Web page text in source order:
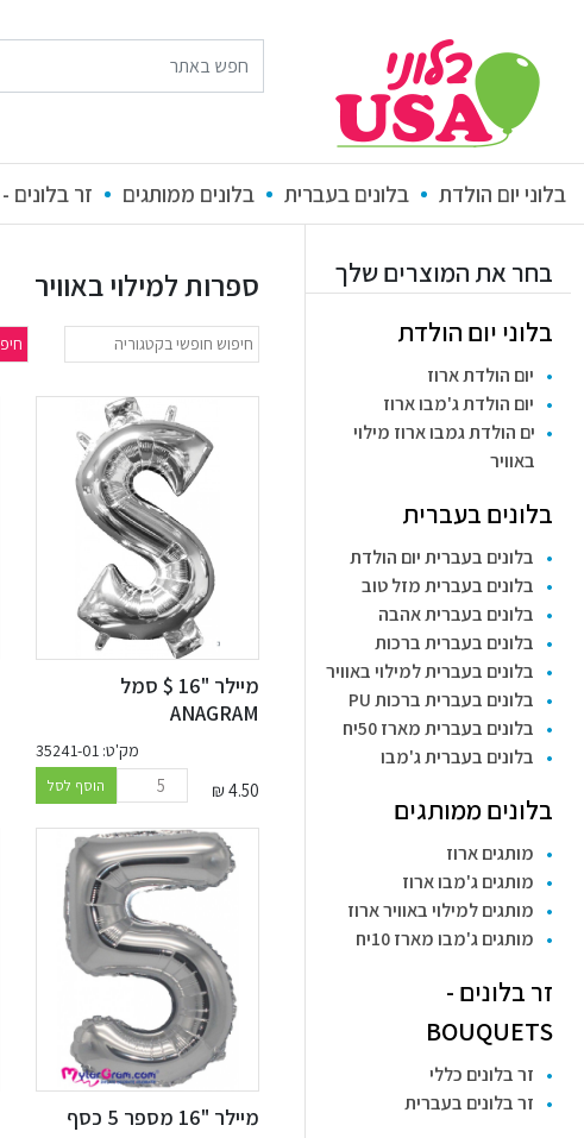
בלוני יום הולדת בלונים בעברית בלונים ממותגים זר בלונים - BOUQUETS
בחר את המוצרים שלך
בלוני יום הולדת
יום הולדת ארוז
יום הולדת ג'מבו ארוז
ים הולדת גמבו ארוז מילוי
באוויר
בלונים בעברית
בלונים בעברית יום הולדת
בלונים בעברית מזל טוב
בלונים בעברית אהבה
בלונים בעברית ברכות
בלונים בעברית למילוי באוויר
בלונים בעברית ברכות PU
בלונים בעברית מארז 50יח
בלונים בעברית ג'מבו
בלונים ממותגים
מותגים ארוז
מותגים ג'מבו ארוז
מותגים למילוי באוויר ארוז
מותגים ג'מבו מארז 10יח
זר בלונים -
BOUQUETS
זר בלונים כללי
זר בלונים בעברית
ספרות למילוי באוויר
מיילר "16 $ סמל
ANAGRAM
4.50
₪
מק'ט: 35241-01
הוסף לסל
מיילר "16 מספר 5 כסף